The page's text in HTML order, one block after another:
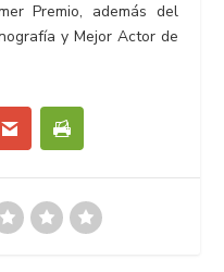
Premio, además del
y Mejor Actor de